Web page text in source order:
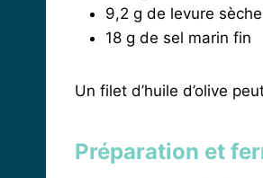
9,2 g de levure
18 g de sel marin fin
Un filet d’huile d’olive
Préparation et